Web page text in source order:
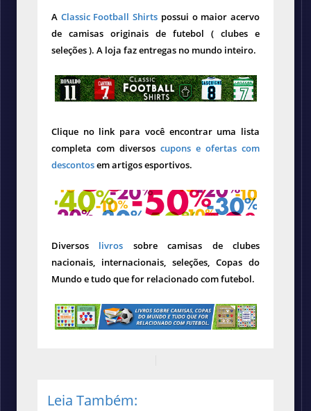
A Classic Football Shirts possui o maior acervo
de camisas originais de futebol ( clubes e
seleções ). A loja faz entregas no mundo inteiro.
Clique no link para você encontrar uma lista
completa com diversos cupons e ofertas com
descontosem artigos esportivos.
Diversos livros sobre camisas de clubes
nacionais, internacionais, seleções, Copas do
Mundo e tudo que for relacionado com futebol.
Leia Também: